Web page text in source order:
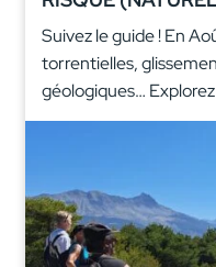
Suivez le guide ! En
torrentielles,
géologiques…